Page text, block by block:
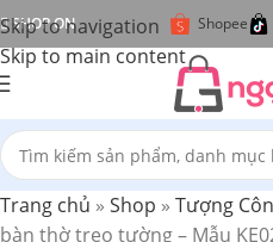
Skip to navigation
Skip to main content
SHOP ON Shopee
Trang chủ » Shop » Tượng
bàn thờ treo tường – Mẫu